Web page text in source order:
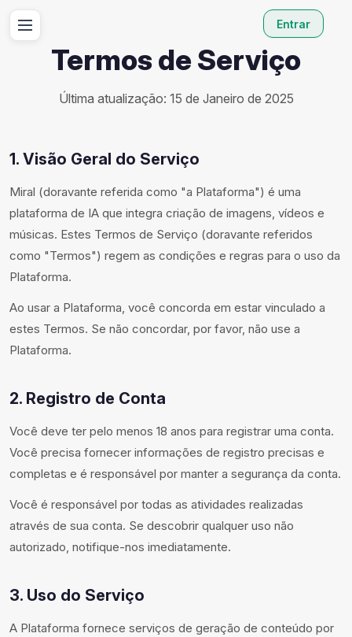
Termos de Serviço
Última atualização: 15 de Janeiro de 2025
1. Visão Geral do Serviço
Miral (doravante referida como "a Plataforma") é uma
plataforma de IA que integra criação de imagens, vídeos e
músicas. Estes Termos de Serviço (doravante referidos
como "Termos") regem as condições e regras para o uso da
Plataforma.
Ao usar a Plataforma, você concorda em estar vinculado a
estes Termos. Se não concordar, por favor, não use a
Plataforma.
2. Registro de Conta
Você deve ter pelo menos 18 anos para registrar uma conta.
Você precisa fornecer informações de registro precisas e
completas e é responsável por manter a segurança da conta.
Você é responsável por todas as atividades realizadas
através de sua conta. Se descobrir qualquer uso não
autorizado, notifique-nos imediatamente.
3. Uso do Serviço
A Plataforma fornece serviços de geração de conteúdo por
Entrar